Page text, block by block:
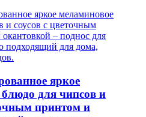
яркое
для чипсов и
принтом и